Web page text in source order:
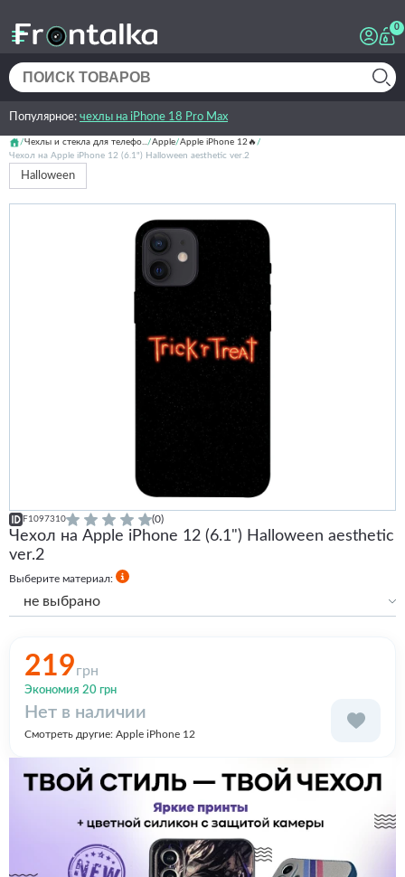
0
Популярное: чехлы на iPhone 18 Pro Max
Чехлы и стекла для телефо... Apple Apple iPhone 12🔥
Чехол на Apple iPhone 12 (6.1") Halloween aesthetic ver.2
Halloween
F1097310 (0)
Чехол на Apple iPhone 12 (6.1") Halloween aesthetic
ver.2
Выберите материал:
не выбрано
Силиконовый с бортами
Premium
Premium with MagSafe
219грн
Экономия 20 грн
Нет в наличии
Смотреть другие: Apple iPhone 12